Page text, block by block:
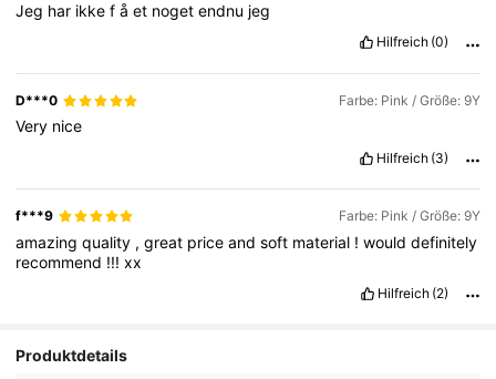
Jeg har ikkefået nogetendnu jeg
Hilfreich (0)
D***0 Farbe: Pink / Größe: 9Y
Very nice
Hilfreich (3)
f***9 Farbe: Pink / Größe: 9Y
amazingquality ,great priceandsoft material !woulddefinitely
recommend !!!xx
Hilfreich (2)
Produktdetails